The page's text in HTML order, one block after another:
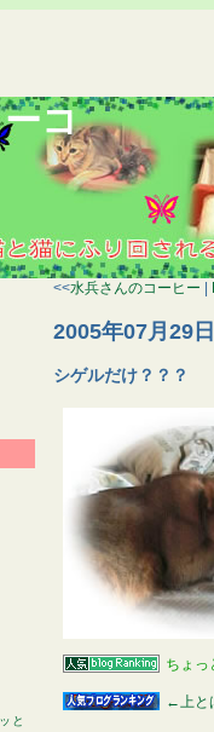
コ
と
<<水兵さんのコーヒー
2005年07月29日
シゲルだけ？？？
ちょっ
←上と